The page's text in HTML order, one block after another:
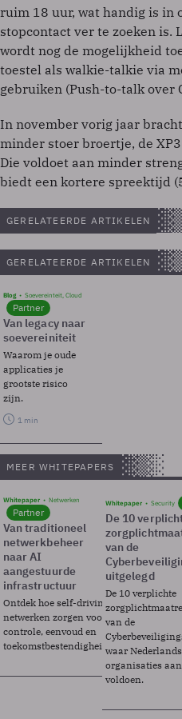
ruim 18 uur, wat handig is in
stopcontact ver te zoeken is.
wordt nog de mogelijkheid
toestel als walkie-talkie via
gebruiken (Push-to-talk over
In november vorig jaar
minder stoer broertje, de
Die voldoet aan minder
biedt een kortere spreektijd
GERELATEERDE ARTIKELEN
GERELATEERDE ARTIKELEN
Blog Soevereinteit, Cloud
Partner
Van legacy naar
soevereiniteit
Waarom je oude
applicaties je
grootste risico
zijn.
1 min
MEER WHITEPAPERS
Whitepaper Netwerken
Partner
Van traditioneel
netwerkbeheer
naar AI
aangestuurde
infrastructuur
Ontdek hoe self-driving
netwerken zorgen voor
controle, eenvoud en
toekomstbestendigheid.
Whitepaper Security
De 10
van de
uitgelegd
De 10 verplichte
van de
waar
organisaties
voldoen.